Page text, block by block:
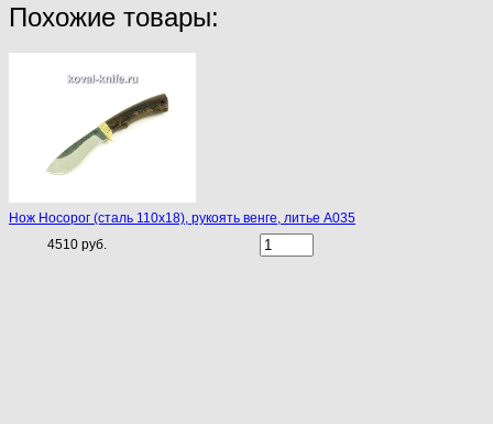
Похожие товары:
Нож Носорог (сталь 110х18), рукоять венге, литье A035
4510 руб.